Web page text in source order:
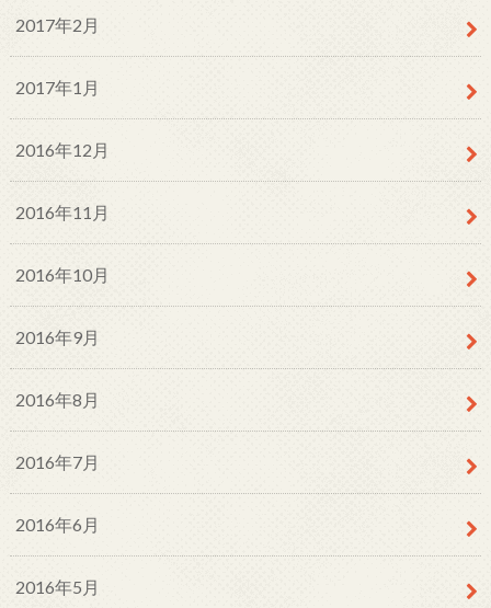
2017年2月
2017年1月
2016年12月
2016年11月
2016年10月
2016年9月
2016年8月
2016年7月
2016年6月
2016年5月